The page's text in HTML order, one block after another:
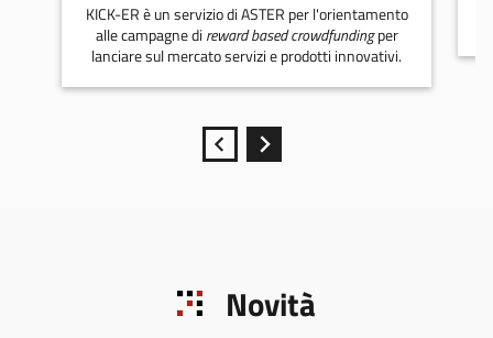
KICK-ER è un servizio di ASTER per l'orientamento
alle campagne di reward based crowdfundingper
lanciare sul mercato servizi e prodotti innovativi.
Novità